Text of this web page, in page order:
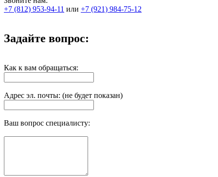
+7 (812) 953-94-11 или +7 (921) 984-75-12
Задайте вопрос:
Как к вам обращаться:
Адрес эл. почты: (не будет показан)
Ваш вопрос специалисту: